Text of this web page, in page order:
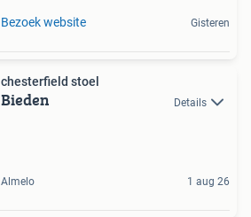
Bezoek website Gisteren
chesterfield stoel
Bieden Details
Almelo 1 aug 26